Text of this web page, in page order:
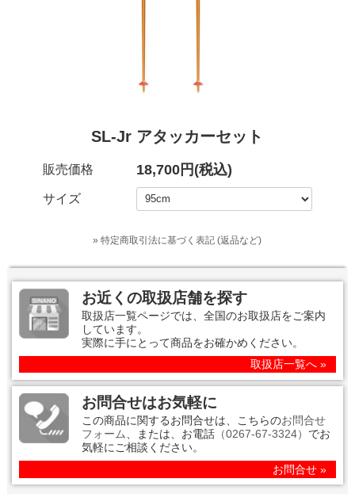
SL-Jr アタッカーセット
販売価格 18,700円(税込)
サイズ
» 特定商取引法に基づく表記 (返品など)
お近くの取扱店舗を探す
取扱店一覧ページでは、全国のお取扱店をご案内
しています。
実際に手にとって商品をお確かめください。
取扱店一覧へ »
お問合せはお気軽に
この商品に関するお問合せは、こちらのお問合せ
フォーム、または、お電話（0267-67-3324） でお
気軽にご相談ください。
お問合せ »